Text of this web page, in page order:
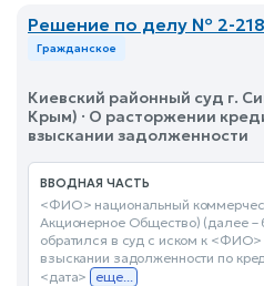
Решение по делу № 2-
Гражданское
Киевский районный суд г.
Крым) · О расторжении
взыскании задолженности
ВВОДНАЯ ЧАСТЬ
<ФИО> национальный
Акционерное Общество) (далее –
обратился в суд с иском к
взыскании задолженности по
<дата> еще...